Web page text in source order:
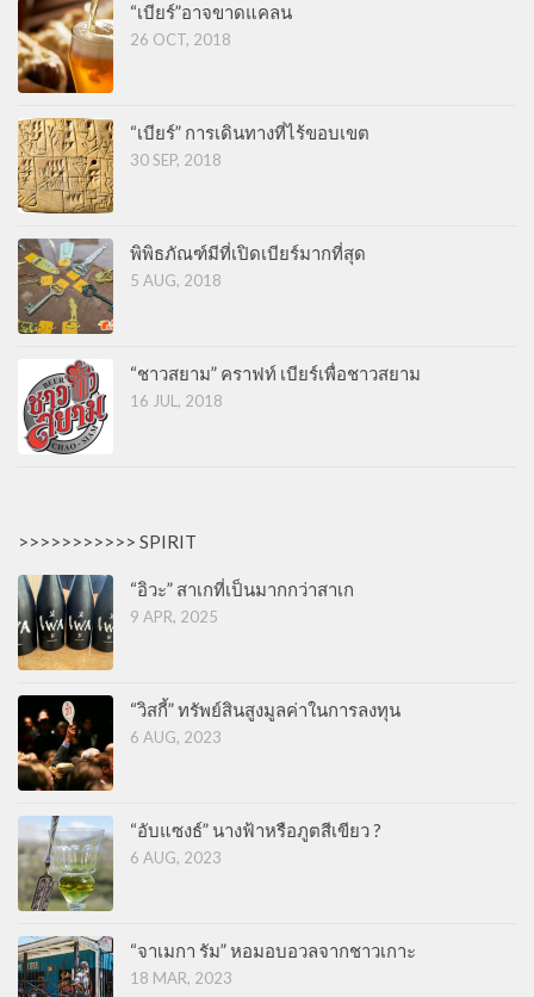
“เบียร์”อาจขาดแคลน
26 OCT, 2018
“เบียร์” การเดินทางที่ไร้ขอบเขต
30 SEP, 2018
พิพิธภัณฑ์มีที่เปิดเบียร์มากที่สุด
5 AUG, 2018
“ชาวสยาม” คราฟท์ เบียร์เพื่อชาวสยาม
16 JUL, 2018
>>>>>>>>>>> SPIRIT
“อิวะ” สาเกที่เป็นมากกว่าสาเก
9 APR, 2025
“วิสกี้” ทรัพย์สินสูงมูลค่าในการลงทุน
6 AUG, 2023
“อับแซงธ์” นางฟ้าหรือภูตสีเขียว ?
6 AUG, 2023
“จาเมกา รัม” หอมอบอวลจากชาวเกาะ
18 MAR, 2023